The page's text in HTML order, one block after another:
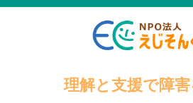
理解と支援で障